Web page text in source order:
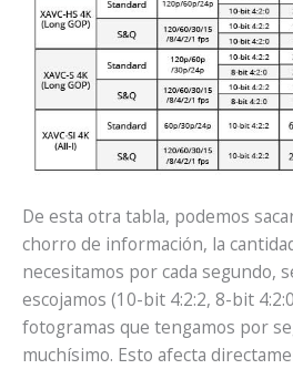
De esta otra tabla, podemos
chorro de información, la
necesitamos por cada segundo,
escojamos (10-bit 4:2:2, 8-bit
fotogramas que tengamos por
muchísimo. Esto afecta